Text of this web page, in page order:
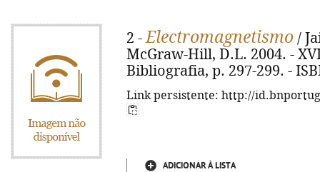
2 -Electromagnetismo /
McGraw-Hill, D.L. 2004. -
Bibliografia, p. 297-299. -
Link persistente: http://
ADICIONAR À LISTA